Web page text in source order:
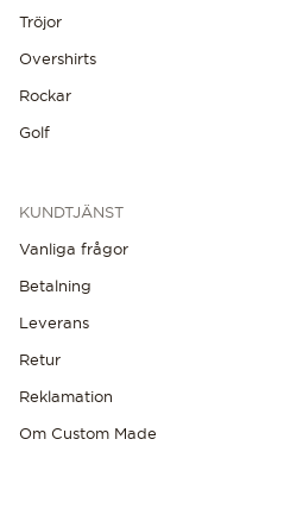
Tröjor
Overshirts
Rockar
Golf
KUNDTJÄNST
Vanliga frågor
Betalning
Leverans
Retur
Reklamation
Om Custom Made